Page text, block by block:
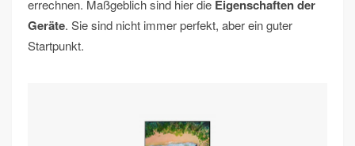
errechnen. Maßgeblich sind hier die Eigenschaften der
Geräte. Sie sind nicht immer perfekt, aber ein guter
Startpunkt.